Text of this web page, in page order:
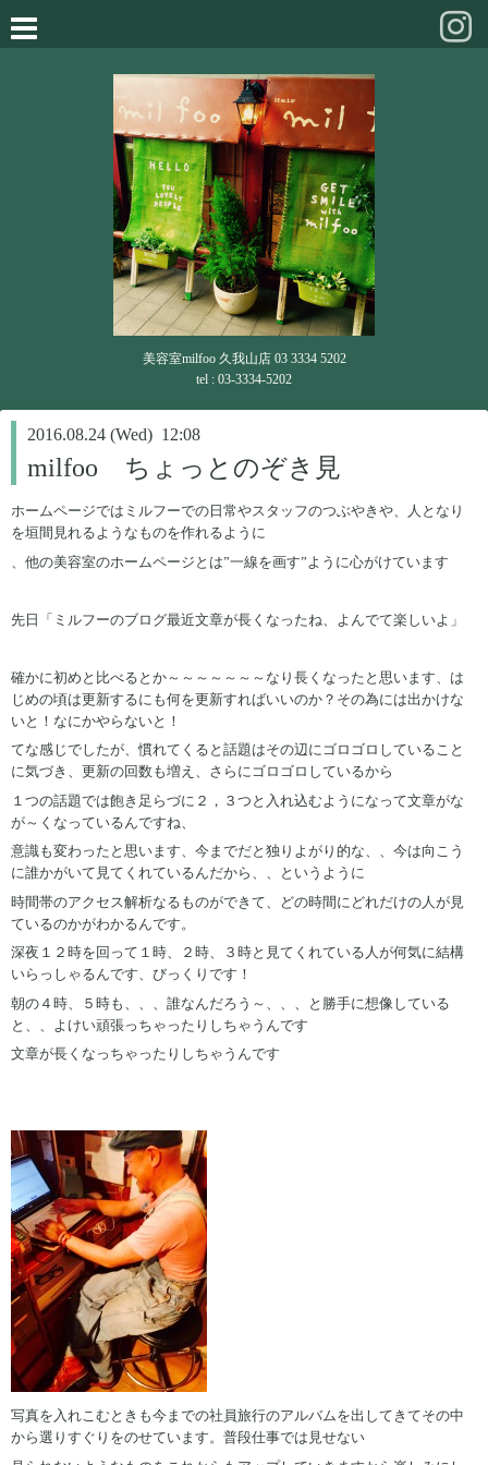
美容室milfoo 久我山店 03 3334 5202
tel : 03-3334-5202
2016.08.24 (Wed) 12:08
milfoo ちょっとのぞき見
ホームページではミルフーでの日常やスタッフのつぶやきや、人となり
を垣間見れるようなものを作れるように
、他の美容室のホームページとは”一線を画す”ように心がけています
先日「ミルフーのブログ最近文章が長くなったね、よんでて楽しいよ」
確かに初めと比べるとか～～～～～～～なり長くなったと思います、は
じめの頃は更新するにも何を更新すればいいのか？その為には出かけな
いと！なにかやらないと！
てな感じでしたが、慣れてくると話題はその辺にゴロゴロしていること
に気づき、更新の回数も増え、さらにゴロゴロしているから
１つの話題では飽き足らづに２，３つと入れ込むようになって文章がな
が～くなっているんですね、
意識も変わったと思います、今までだと独りよがり的な、、今は向こう
に誰かがいて見てくれているんだから、、というように
時間帯のアクセス解析なるものができて、どの時間にどれだけの人が見
ているのかがわかるんです。
深夜１２時を回って１時、２時、３時と見てくれている人が何気に結構
いらっしゃるんです、びっくりです！
朝の４時、５時も、、、誰なんだろう～、、、と勝手に想像している
と、、よけい頑張っちゃったりしちゃうんです
文章が長くなっちゃったりしちゃうんです
写真を入れこむときも今までの社員旅行のアルバムを出してきてその中
から選りすぐりをのせています。普段仕事では見せない